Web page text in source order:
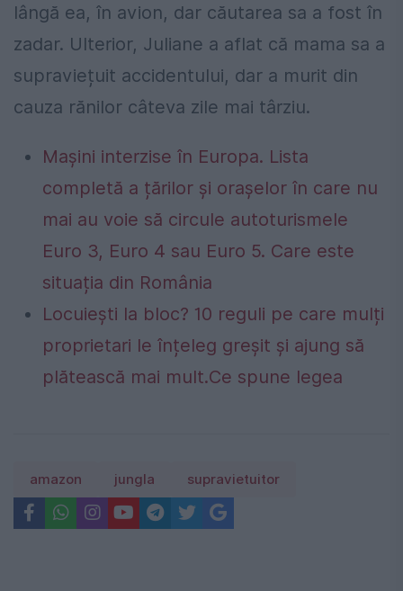
lângă ea, în avion, dar căutarea sa a fost în
zadar. Ulterior, Juliane a aflat că mama sa a
supraviețuit accidentului, dar a murit din
cauza rănilor câteva zile mai târziu.
Mașini interzise în Europa. Lista
completă a țărilor și orașelor în care nu
mai au voie să circule autoturismele
Euro 3, Euro 4 sau Euro 5. Care este
situația din România
Locuiești la bloc? 10 reguli pe care mulți
proprietari le înțeleg greșit și ajung să
plătească mai mult.Ce spune legea
amazon jungla supravietuitor